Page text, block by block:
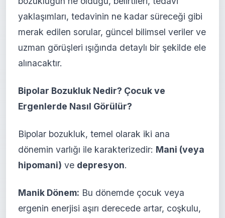
yaklaşımları, tedavinin ne kadar süreceği gibi
merak edilen sorular, güncel bilimsel veriler ve
uzman görüşleri ışığında detaylı bir şekilde ele
alınacaktır.
Bipolar Bozukluk Nedir? Çocuk ve
Ergenlerde Nasıl Görülür?
Bipolar bozukluk, temel olarak iki ana
dönemin varlığı ile karakterizedir: Mani (veya
hipomani) ve depresyon.
Manik Dönem: Bu dönemde çocuk veya
ergenin enerjisi aşırı derecede artar, coşkulu,